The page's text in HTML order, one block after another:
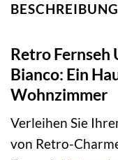
BESCHREIBUNG
Retro Fernseh
Bianco: Ein
Wohnzimmer
Verleihen Sie
von Retro-